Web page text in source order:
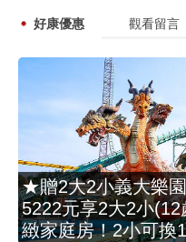
好康優惠 觀看留言
★贈2大2小義大樂
5222元享2大2小
緻家庭房！2小可換